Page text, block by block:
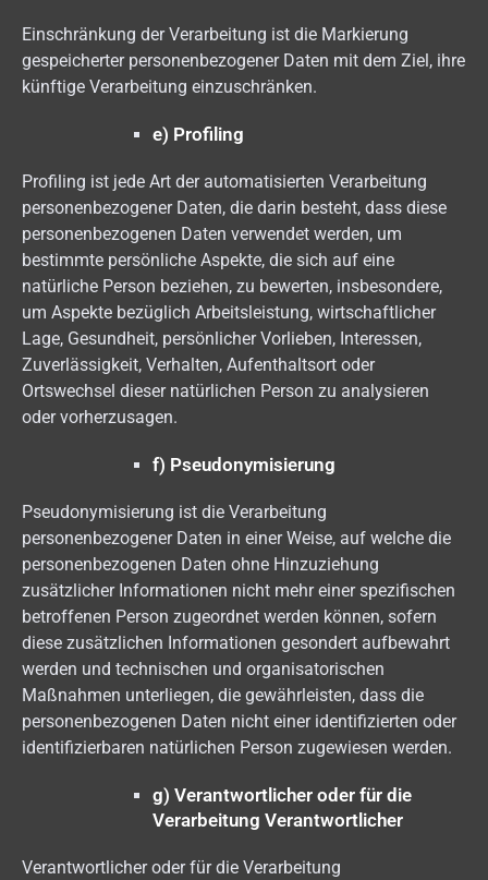
Einschränkung der Verarbeitung ist die Markierung
gespeicherter personenbezogener Daten mit dem Ziel, ihre
künftige Verarbeitung einzuschränken.
e) Profiling
Profiling ist jede Art der automatisierten Verarbeitung
personenbezogener Daten, die darin besteht, dass diese
personenbezogenen Daten verwendet werden, um
bestimmte persönliche Aspekte, die sich auf eine
natürliche Person beziehen, zu bewerten, insbesondere,
um Aspekte bezüglich Arbeitsleistung, wirtschaftlicher
Lage, Gesundheit, persönlicher Vorlieben, Interessen,
Zuverlässigkeit, Verhalten, Aufenthaltsort oder
Ortswechsel dieser natürlichen Person zu analysieren
oder vorherzusagen.
f) Pseudonymisierung
Pseudonymisierung ist die Verarbeitung
personenbezogener Daten in einer Weise, auf welche die
personenbezogenen Daten ohne Hinzuziehung
zusätzlicher Informationen nicht mehr einer spezifischen
betroffenen Person zugeordnet werden können, sofern
diese zusätzlichen Informationen gesondert aufbewahrt
werden und technischen und organisatorischen
Maßnahmen unterliegen, die gewährleisten, dass die
personenbezogenen Daten nicht einer identifizierten oder
identifizierbaren natürlichen Person zugewiesen werden.
g) Verantwortlicher oder für die
Verarbeitung Verantwortlicher
Verantwortlicher oder für die Verarbeitung